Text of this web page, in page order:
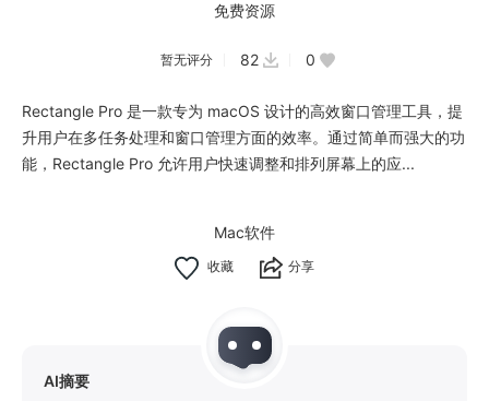
免费资源
暂无评分 82 0
Rectangle Pro 是一款专为 macOS 设计的高效窗口管理工具，提
升用户在多任务处理和窗口管理方面的效率。通过简单而强大的功
能，Rectangle Pro 允许用户快速调整和排列屏幕上的应...
Mac软件
分享
AI摘要